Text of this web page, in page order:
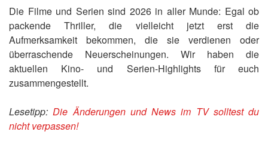
Die Filme und Serien sind 2026 in aller Munde: Egal ob
packende Thriller, die vielleicht jetzt erst die
Aufmerksamkeit bekommen, die sie verdienen oder
überraschende Neuerscheinungen. Wir haben die
aktuellen Kino- und Serien-Highlights für euch
zusammengestellt.
Lesetipp:Die Änderungen und News im TV solltest du
nicht verpassen!